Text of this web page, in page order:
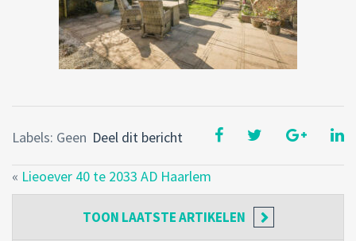
Deel dit bericht
Labels: Geen
« Lieoever 40 te 2033 AD Haarlem
TOON LAATSTE ARTIKELEN